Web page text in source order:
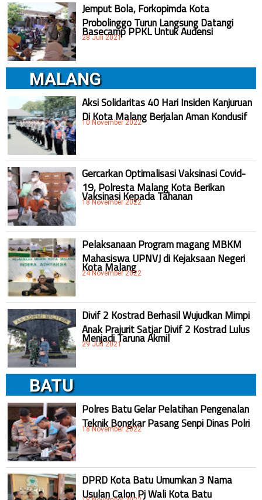
Jemput Bola, Forkopimda Kota
Probolinggo Turun Langsung Datangi
Basecamp PPKL Untuk Audensi
28 Juli 2021
MALANG
Aksi Solidaritas 40 Hari Insiden Kanjuruan
Di Kota Malang Berjalan Aman Kondusif
10 November 2022
Gercarkan Optimalisasi Vaksinasi Covid-
19, Polresta Malang Kota Berikan
Vaksinasi Kepada Tahanan
18 November 2022
Pelaksanaan Program magang MBKM
Mahasiswa UPNVJ di Kejaksaan Negeri
Kota Malang
24 November 2022
Divif 2 Kostrad Berhasil Wujudkan Mimpi
Anak Prajurit Satjar Divif 2 Kostrad Lulus
Menjadi Taruna Akmil
29 Juli 2021
BATU
Polres Batu Gelar Pelatihan Pengenalan
Teknik Bongkar Pasang Senpi Dinas Polri
18 November 2022
DPRD Kota Batu Umumkan 3 Nama
Usulan Calon Pj Wali Kota Batu